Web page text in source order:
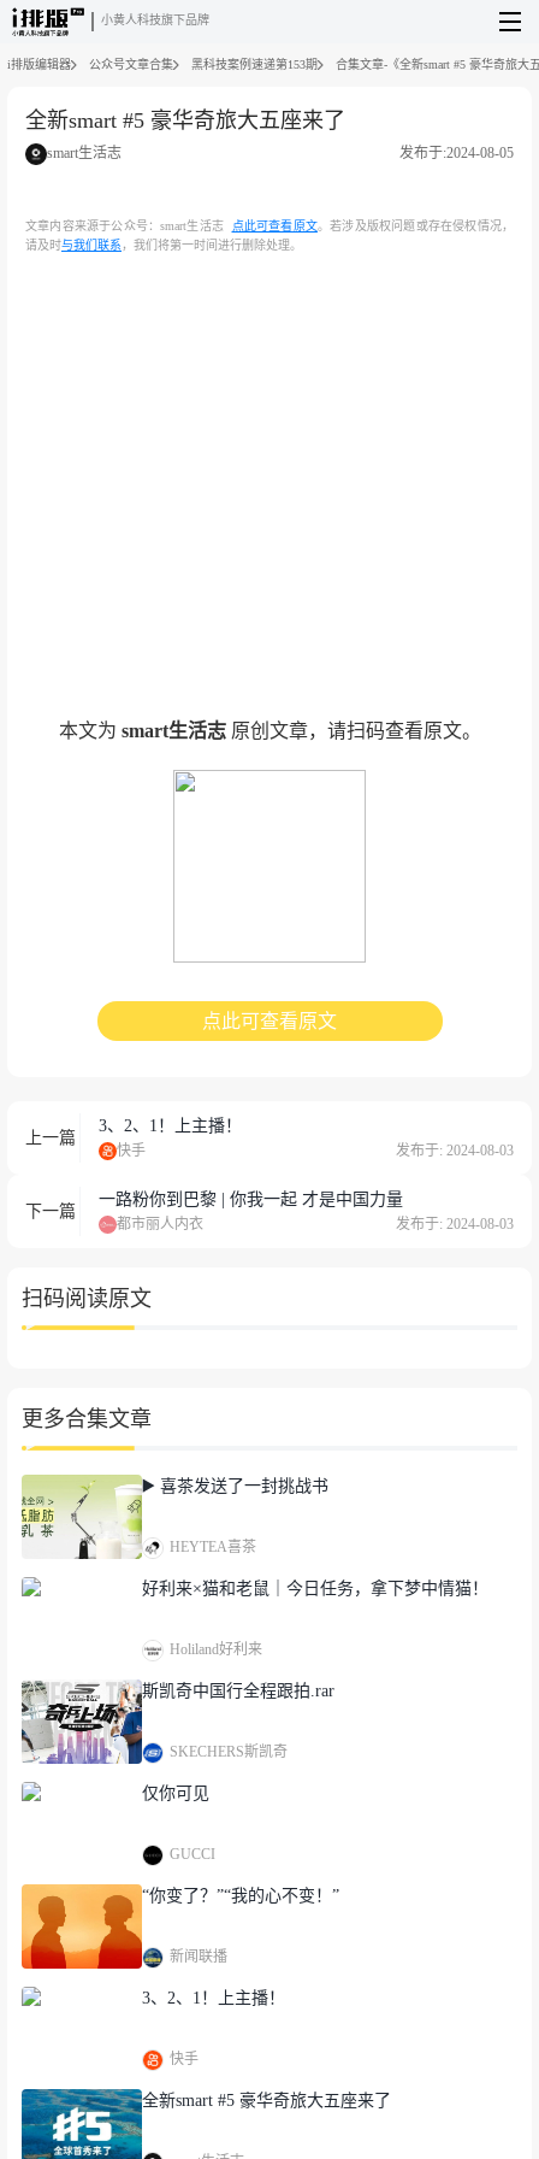
小黄人科技旗下品牌
i排版编辑器 公众号文章合集 黑科技案例速递第153期 合集文章-《全新smart #5 豪华奇旅大
全新smart #5 豪华奇旅大五座来了
smart生活志 发布于:2024-08-05
文章内容来源于公众号：smart生活志 点此可查看原文。若涉及版权问题或存在侵权情况，
请及时与我们联系 ，我们将第一时间进行删除处理。
本文为 smart生活志 原创文章，请扫码查看原文。
点此可查看原文
上一篇
3、2、1！上主播！
快手 发布于: 2024-08-03
下一篇
一路粉你到巴黎 | 你我一起 才是中国力量
都市丽人内衣 发布于: 2024-08-03
扫码阅读原文
更多合集文章
▶️ 喜茶发送了一封挑战书
HEYTEA喜茶
好利来×猫和老鼠｜今日任务，拿下梦中情猫！
Holiland好利来
斯凯奇中国行全程跟拍.rar
SKECHERS斯凯奇
仅你可见
GUCCI
“你变了？”“我的心不变！”
新闻联播
3、2、1！上主播！
快手
全新smart #5 豪华奇旅大五座来了